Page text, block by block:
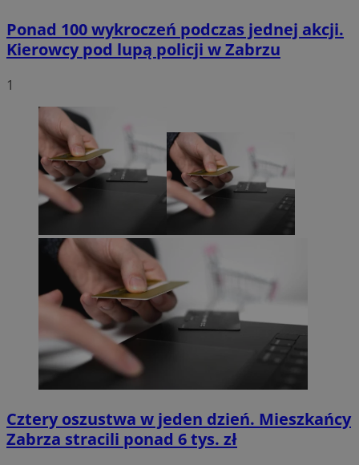
Ponad 100 wykroczeń podczas jednej akcji.
Kierowcy pod lupą policji w Zabrzu
1
Cztery oszustwa w jeden dzień. Mieszkańcy
Zabrza stracili ponad 6 tys. zł